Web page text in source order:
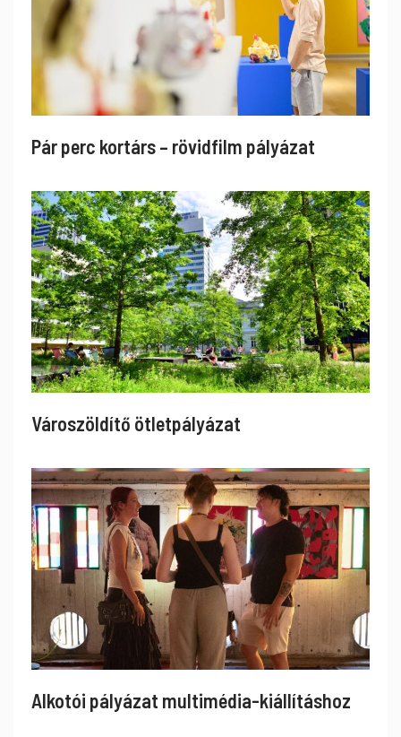
Pár perc kortárs – rövidfilm pályázat
Városzöldítő ötletpályázat
Alkotói pályázat multimédia-kiállításhoz